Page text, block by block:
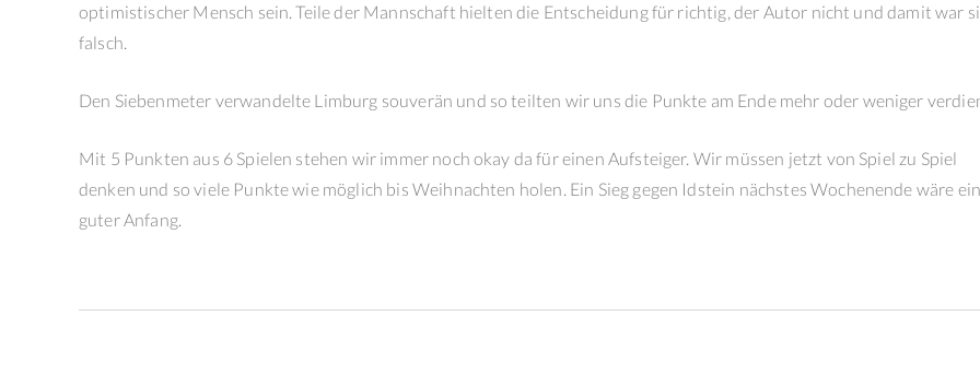
optimistischer Mensch sein. Teile der Mannschaft hielten die Entscheidung für richtig, der Autor nicht und damit war
falsch.
Den Siebenmeter verwandelte Limburg souverän und so teilten wir uns die Punkte am Ende mehr oder weniger
Mit 5 Punkten aus 6 Spielen stehen wir immer noch okay da für einen Aufsteiger. Wir müssen jetzt von Spiel zu Spiel
denken und so viele Punkte wie möglich bis Weihnachten holen. Ein Sieg gegen Idstein nächstes Wochenende wäre
guter Anfang.